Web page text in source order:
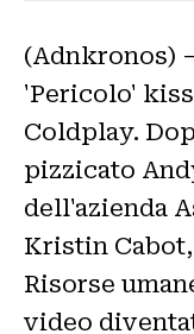
(Adnkronos) –
'Pericolo'
Coldplay.
pizzicato
dell'azienda
Kristin
Risorse
video